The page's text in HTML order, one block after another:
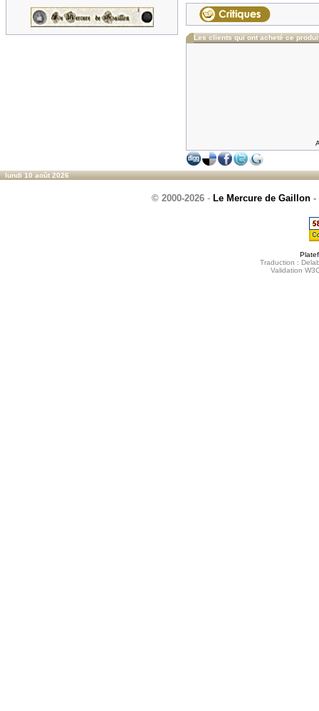
Les clients qui ont acheté ce
lundi 10 août 2026
© 2000-2026 - Le Mercure de Gaillon -
Traduction :
Validation